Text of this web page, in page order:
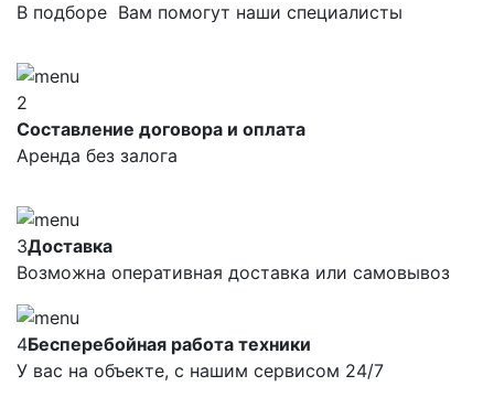
В подборе Вам помогут наши специалисты
2
Составление договора и оплата
Аренда без залога
3Доставка
Возможна оперативная доставка или самовывоз
4Бесперебойная работа техники
У вас на объекте, с нашим сервисом 24/7